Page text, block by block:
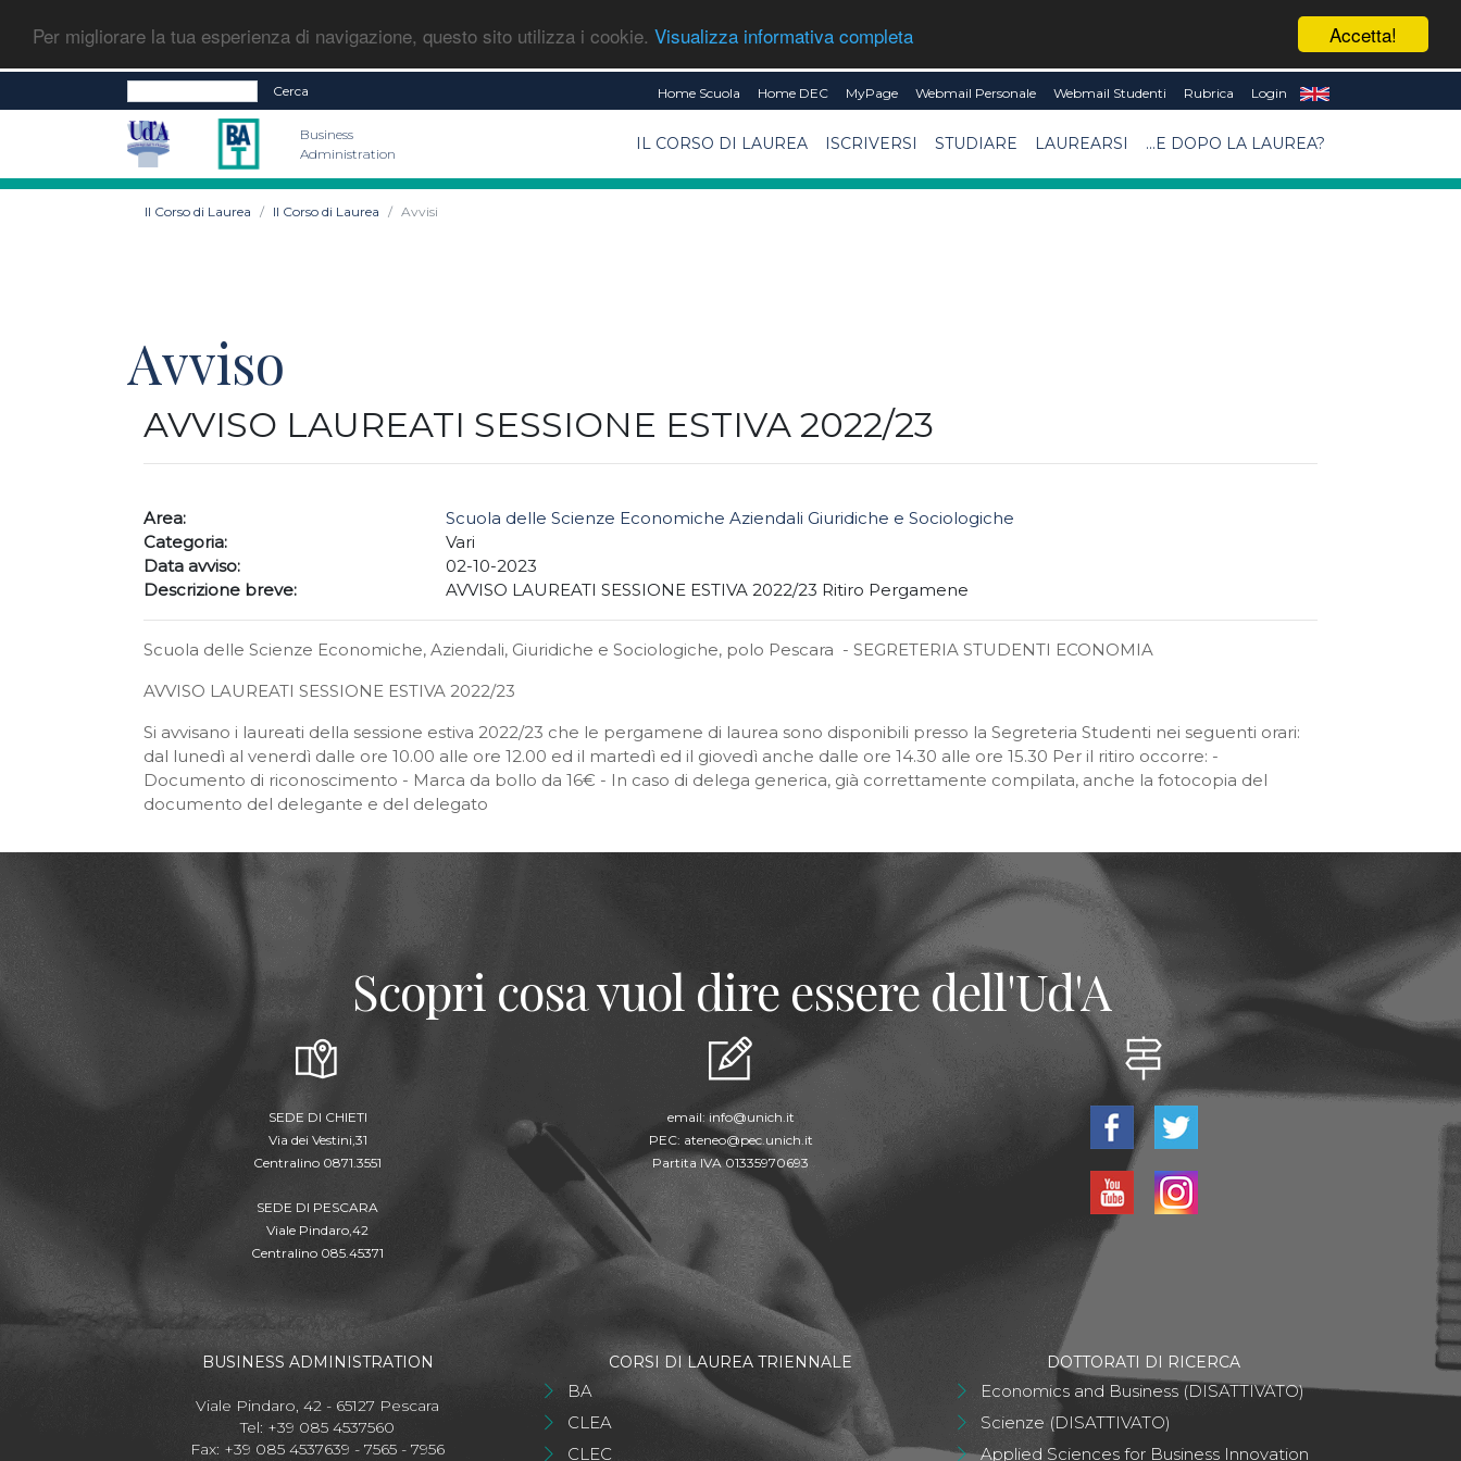
Accetta!
Per migliorare la tua esperienza di navigazione, questo sito utilizza i cookie. Visualizza informativa completa
Cerca Home Scuola Home DEC MyPage Webmail Personale Webmail Studenti Rubrica Login
Business
Administration
IL CORSO DI LAUREA ISCRIVERSI STUDIARE LAUREARSI ...E DOPO LA LAUREA?
Il Corso di Laurea Il Corso di Laurea Avvisi
Avviso
AVVISO LAUREATI SESSIONE ESTIVA 2022/23
Area:
Scuola delle Scienze Economiche Aziendali Giuridiche e Sociologiche
Categoria:
Vari
Data avviso:
02-10-2023
Descrizione breve:
AVVISO LAUREATI SESSIONE ESTIVA 2022/23 Ritiro Pergamene
Scuola delle Scienze Economiche, Aziendali, Giuridiche e Sociologiche, polo Pescara - SEGRETERIA STUDENTI ECONOMIA
AVVISO LAUREATI SESSIONE ESTIVA 2022/23
Si avvisano i laureati della sessione estiva 2022/23 che le pergamene di laurea sono disponibili presso la Segreteria Studenti nei seguenti orari:
dal lunedì al venerdì dalle ore 10.00 alle ore 12.00 ed il martedì ed il giovedì anche dalle ore 14.30 alle ore 15.30 Per il ritiro occorre: -
Documento di riconoscimento - Marca da bollo da 16€ - In caso di delega generica, già correttamente compilata, anche la fotocopia del
documento del delegante e del delegato
Scopri cosa vuol dire essere dell'Ud'A
SEDE DI CHIETI
Via dei Vestini,31
Centralino 0871.3551
SEDE DI PESCARA
Viale Pindaro,42
Centralino 085.45371
email:info@unich.it
PEC: ateneo@pec.unich.it
Partita IVA 01335970693
BUSINESS ADMINISTRATION
Viale Pindaro, 42 - 65127 Pescara
Tel: +39 085 4537560
Fax: +39 085 4537639 - 7565 - 7956
CORSI DI LAUREA TRIENNALE
BA
CLEA
CLEC
DOTTORATI DI RICERCA
Economics and Business (DISATTIVATO)
Scienze (DISATTIVATO)
Applied Sciences for Business Innovation